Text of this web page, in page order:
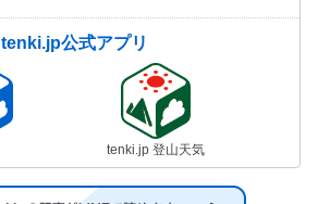
tenki.jp公式アプリ
tenki.jp 登山天気